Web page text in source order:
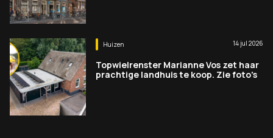
Huizen 14 jul 2026
Topwielrenster Marianne Vos zet haar
prachtige landhuis te koop. Zie foto's